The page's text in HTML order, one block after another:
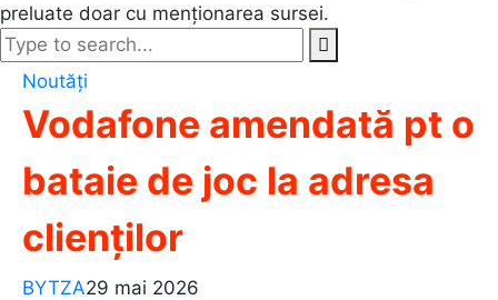
preluate doar cu menționarea sursei.
Noutăți
Vodafone amendată pt o
bataie de joc la adresa
clienților
BYTZA29 mai 2026